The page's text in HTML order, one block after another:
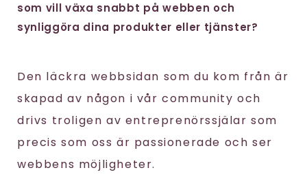
som vill växa snabbt på webben och
synliggöra dina produkter eller tjänster?
Den läckra webbsidan som du kom från är
skapad av någon i vår community och
drivs troligen av entreprenörssjälar som
precis som oss är passionerade och ser
webbens möjligheter.